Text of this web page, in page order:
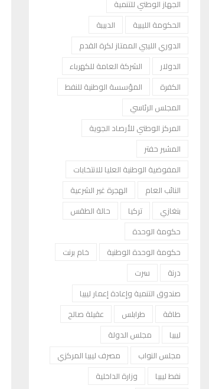
الجهاز الوطني للتنمية
الحكومة الليبية
الدبيبة
الدوري الليبي الممتاز لكرة القدم
الدولار
الشركة العامة للكهرباء
الكفرة
المؤسسة الوطنية للنفط
المجلس الرئاسي
المركز الوطني للأرصاد الجوية
المشير حفتر
المفوضية الوطنية العليا للانتخابات
النائب العام
الهجرة غير الشرعية
بنغازي
تركيا
حالة الطقس
حكومة الوحدة
حكومة الوحدة الوطنية
خام برنت
درنة
سرت
صندوق التنمية وإعادة إعمار ليبيا
طاقة
طرابلس
عقيلة صالح
ليبيا
مجلس الدولة
مجلس النواب
مصرف ليبيا المركزي
نفط ليبيا
وزارة الداخلية